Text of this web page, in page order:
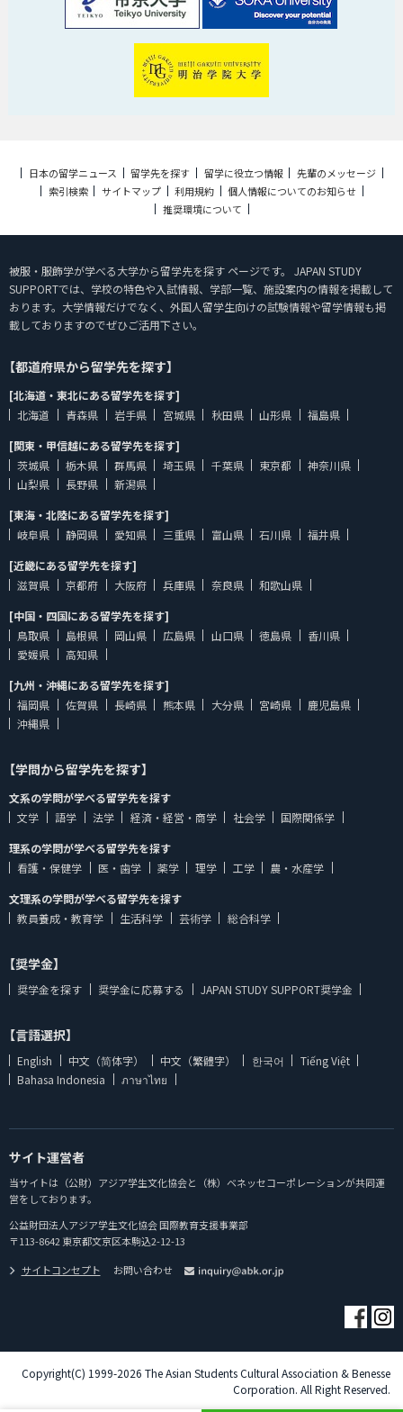
日本の留学ニュース 留学先を探す 留学に役立つ情報
先輩のメッセージ
索引検索
サイトマップ 利用規約
個人情報についてのお知らせ
推奨環境について
被服・服飾学が学べる大学から留学先を探す ページです。 JAPAN STUDY
SUPPORTでは、学校の特色や入試情報、学部一覧、施設案内の情報を掲載して
おります。大学情報だけでなく、外国人留学生向けの試験情報や留学情報も掲
載しておりますのでぜひご活用下さい。
【都道府県から留学先を探す】
[北海道・東北にある留学先を探す]
北海道
青森県 岩手県 宮城県 秋田県 山形県
福島県
[関東・甲信越にある留学先を探す]
茨城県
栃木県 群馬県 埼玉県 千葉県 東京都
神奈川県
山梨県
長野県
新潟県
[東海・北陸にある留学先を探す]
岐阜県
静岡県 愛知県 三重県 富山県 石川県
福井県
[近畿にある留学先を探す]
滋賀県
京都府 大阪府 兵庫県 奈良県
和歌山県
[中国・四国にある留学先を探す]
鳥取県
島根県 岡山県 広島県 山口県 徳島県
香川県
愛媛県
高知県
[九州・沖縄にある留学先を探す]
福岡県
佐賀県 長崎県 熊本県 大分県 宮崎県
鹿児島県
沖縄県
【学問から留学先を探す】
文系の学問が学べる留学先を探す
文学
語学 法学 経済・経営・商学 社会学
国際関係学
理系の学問が学べる留学先を探す
看護・保健学
医・歯学 薬学 理学 工学
農・水産学
文理系の学問が学べる留学先を探す
教員養成・教育学
生活科学 芸術学 総合科学
【奨学金】
奨学金を探す 奨学金に応募する JAPAN STUDY SUPPORT奨学金
【言語選択】
English 中文（简体字） 中文（繁體字） 한국어
Tiếng Việt
Bahasa Indonesia
ภาษาไทย
サイト運営者
当サイトは（公財）アジア学生文化協会と（株）ベネッセコーポレーションが共同運
営をしております。
公益財団法人アジア学生文化協会 国際教育支援事業部
〒113-8642 東京都文京区本駒込2-12-13
サイトコンセプト
お問い合わせ
Copyright(C) 1999-2026 The Asian Students Cultural Association & Benesse
Corporation. All Right Reserved.